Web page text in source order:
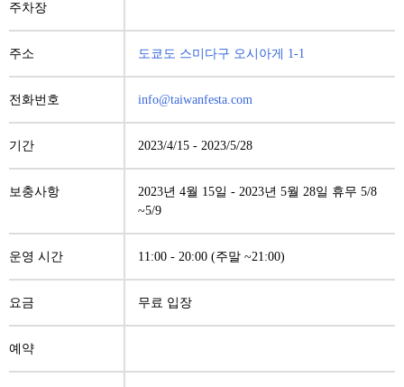
주차장
주소 도쿄도 스미다구 오시아게 1-1
전화번호 info@taiwanfesta.com
기간 2023/4/15 - 2023/5/28
보충사항
2023년 4월 15일 - 2023년 5월 28일 휴무 5/8
~5/9
운영 시간 11:00 - 20:00 (주말 ~21:00)
요금 무료 입장
예약